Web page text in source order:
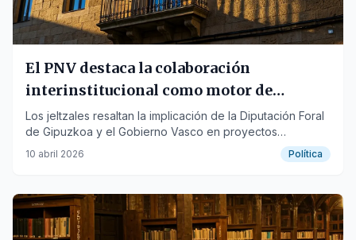
El PNV destaca la colaboración
interinstitucional como motor de
inversiones en Elgeta
Los jeltzales resaltan la implicación de la Diputación Foral
de Gipuzkoa y el Gobierno Vasco en proyectos
estratégicos del municipio.
10 abril 2026 Política